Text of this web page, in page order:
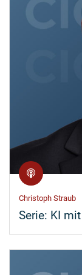
Christoph Straub
Serie: KI